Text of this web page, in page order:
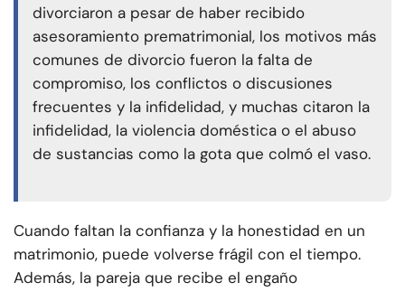
divorciaron a pesar de haber recibido
asesoramiento prematrimonial, los motivos más
comunes de divorcio fueron la falta de
compromiso, los conflictos o discusiones
frecuentes y la infidelidad, y muchas citaron la
infidelidad, la violencia doméstica o el abuso
de sustancias como la gota que colmó el vaso.
Cuando faltan la confianza y la honestidad en un
matrimonio, puede volverse frágil con el tiempo.
Además, la pareja que recibe el engaño